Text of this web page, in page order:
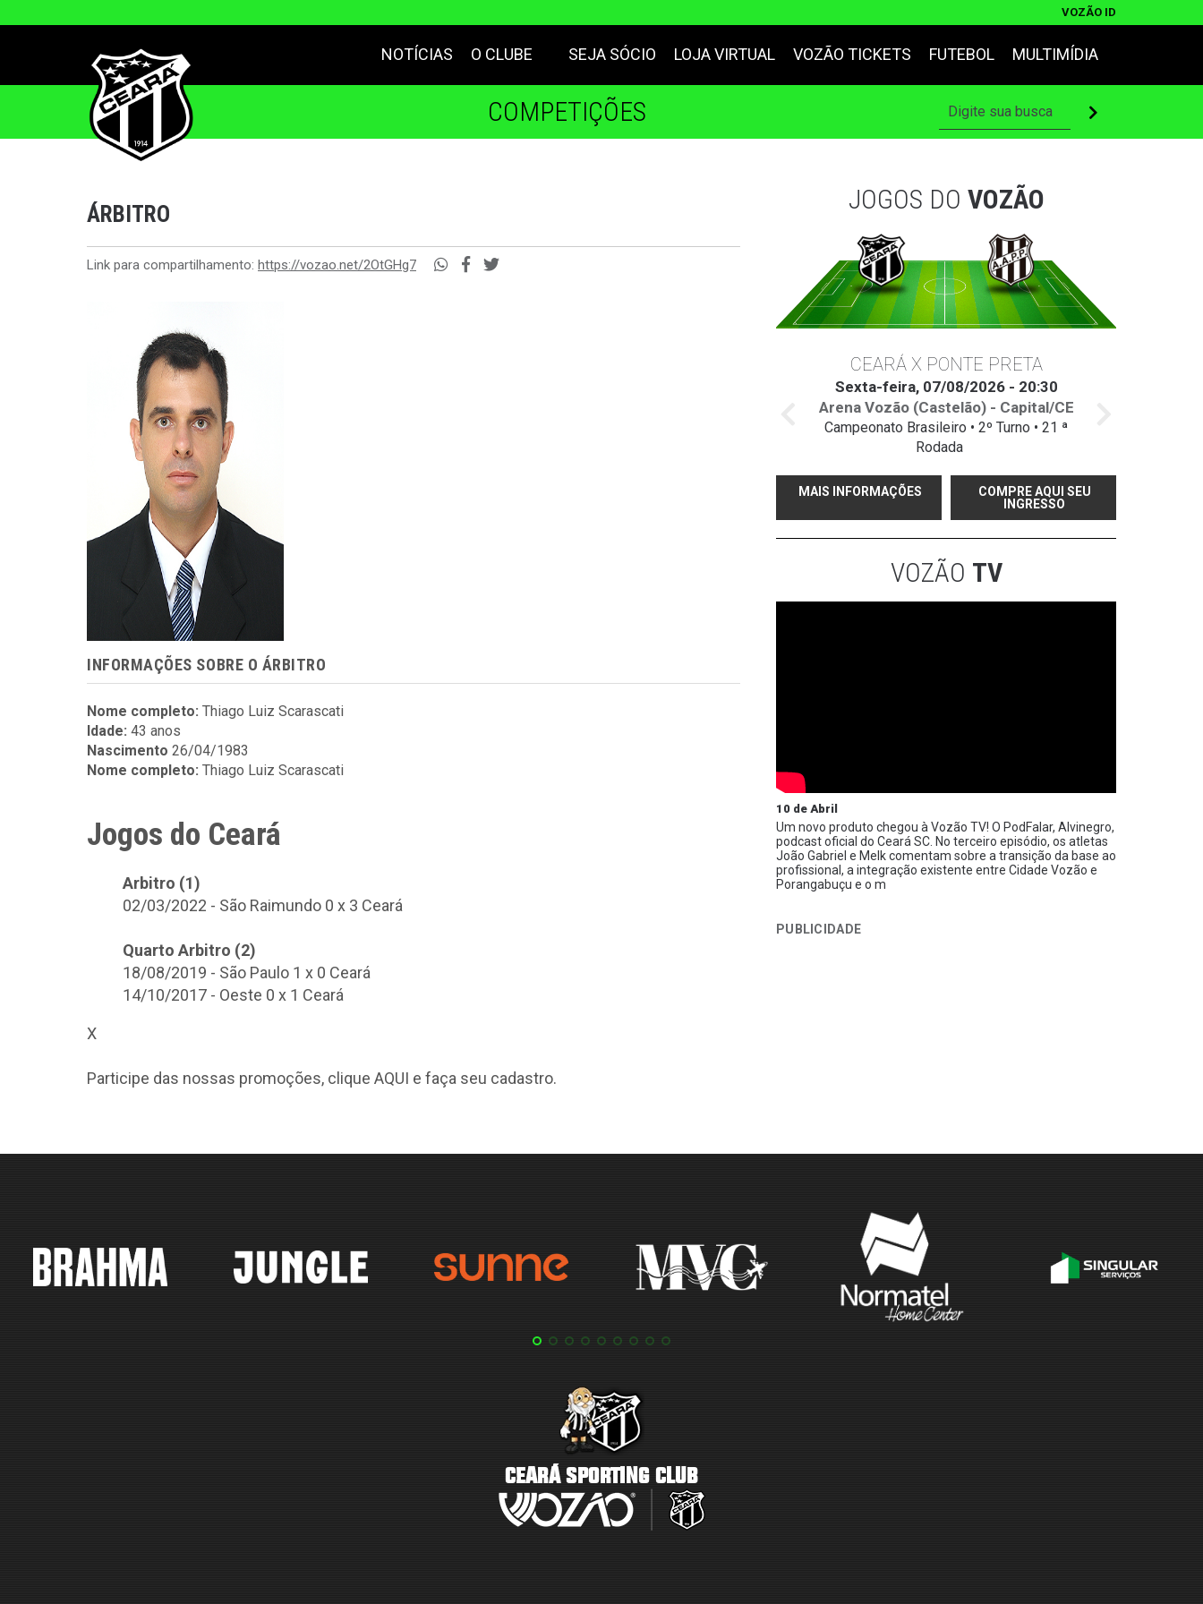
VOZÃO ID
NOTÍCIAS O CLUBE SEJA SÓCIO LOJA VIRTUAL VOZÃO TICKETS FUTEBOL MULTIMÍDIA
COMPETIÇÕES
ÁRBITRO
Link para compartilhamento: https://vozao.net/2OtGHg7
INFORMAÇÕES SOBRE O ÁRBITRO
Nome completo: Thiago Luiz Scarascati
Idade: 43 anos
Nascimento 26/04/1983
Nome completo: Thiago Luiz Scarascati
Jogos do Ceará
Arbitro (1)
02/03/2022 - São Raimundo 0 x 3 Ceará
Quarto Arbitro (2)
18/08/2019 - São Paulo 1 x 0 Ceará
14/10/2017 - Oeste 0 x 1 Ceará
X
Participe das nossas promoções, clique AQUI e faça seu cadastro.
JOGOS DO VOZÃO
CEARÁ X PONTE PRETA
Sexta-feira, 07/08/2026 - 20:30
Arena Vozão (Castelão) - Capital/CE
Campeonato Brasileiro • 2º Turno • 21 ª
Rodada
MAIS INFORMAÇÕES
COMPRE AQUI SEU
INGRESSO
VOZÃO TV
10 de Abril
Um novo produto chegou à Vozão TV! O PodFalar, Alvinegro,
podcast oficial do Ceará SC. No terceiro episódio, os atletas
João Gabriel e Melk comentam sobre a transição da base ao
profissional, a integração existente entre Cidade Vozão e
Porangabuçu e o m
PUBLICIDADE
CEARÁ SPORTING CLUB